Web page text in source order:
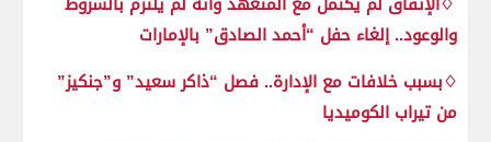
والوعود.. إلغاء حفل “أحمد الصادق” بالإمارات
♢بسبب خلافات مع الإدارة.. فصل “ذاكر سعيد” و”جنكيز”
من تيراب الكوميديا